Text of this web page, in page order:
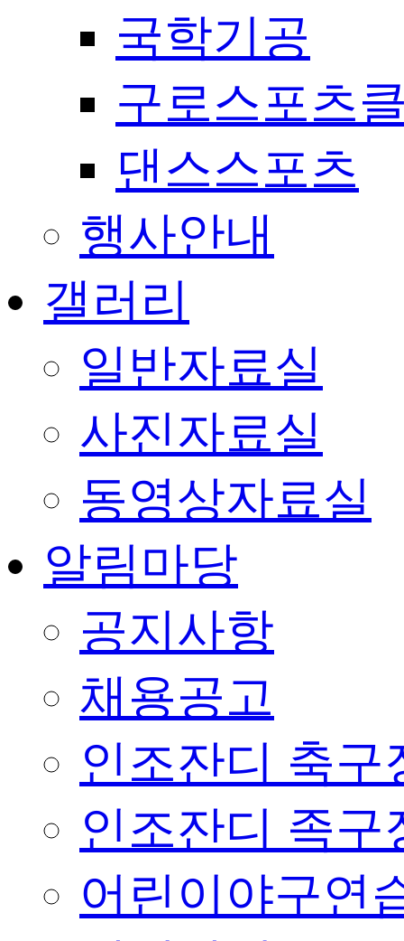
국학기공
구로스포츠
댄스스포츠
행사안내
갤러리
일반자료실
사진자료실
동영상자료실
알림마당
공지사항
채용공고
인조잔디 축구
인조잔디 족구
어린이야구연